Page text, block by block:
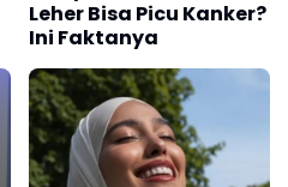
Leher Bisa Picu Kanker?
Ini Faktanya